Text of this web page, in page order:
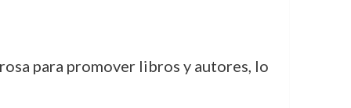
para promover libros y autores, lo